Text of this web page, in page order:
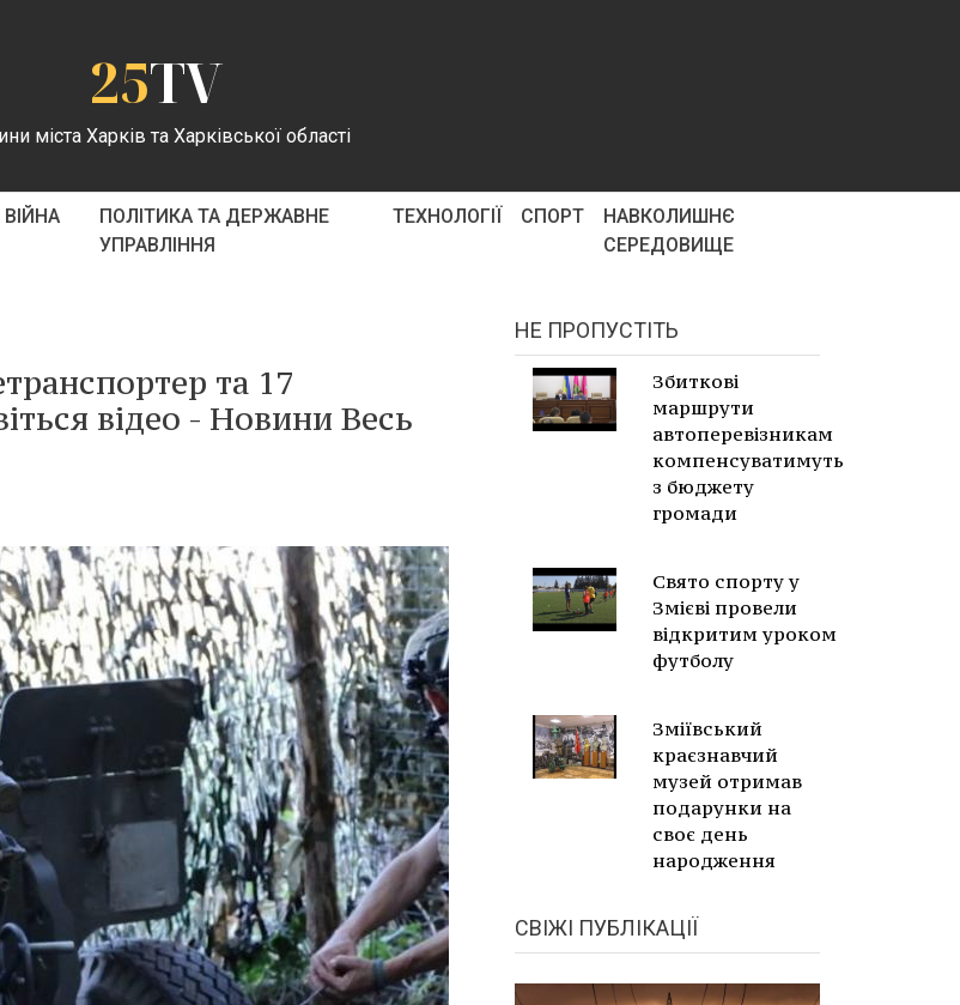
25TV
міста Харків та Харківської області
ПОЛІТИКА ТА ДЕРЖАВНЕ
УПРАВЛІННЯ
ТЕХНОЛОГІЇ СПОРТ
НАВКОЛИШНЄ
СЕРЕДОВИЩЕ
та 17
відео - Новини Весь
НЕ ПРОПУСТІТЬ
Збиткові
маршрути
автоперевізникам
компенсуватимуть
з бюджету
громади
Свято спорту у
Змієві провели
відкритим уроком
футболу
Зміївський
краєзнавчий
музей отримав
подарунки на
своє день
народження
СВІЖІ ПУБЛІКАЦІЇ